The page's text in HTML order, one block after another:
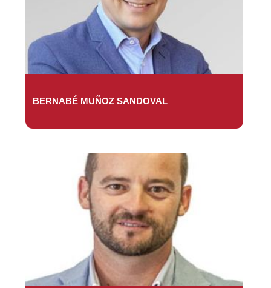
BERNABÉ MUÑOZ SANDOVAL